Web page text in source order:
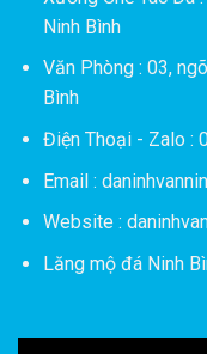
Ninh Bình
Văn Phòng : 03,
Bình
Điện Thoại - Zalo :
Email :
Website :
Lăng mộ đá Ninh